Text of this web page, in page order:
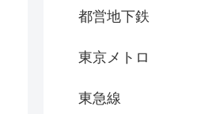
都営地下鉄
東京メトロ
東急線